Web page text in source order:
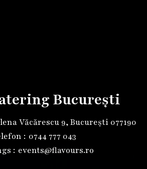
București
Văcărescu 9, București 077190
: 0744 777 043
: events@flavours.ro